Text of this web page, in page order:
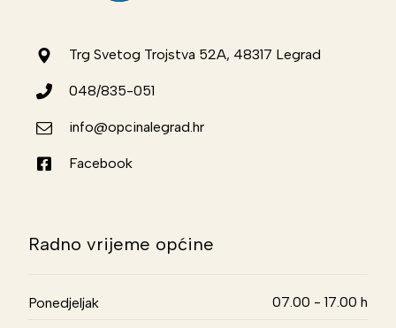
Trg Svetog Trojstva 52A, 48317 Legrad
048/835-051
info@opcinalegrad.hr
Facebook
Radno vrijeme općine
Ponedjeljak 07.00 - 17.00 h